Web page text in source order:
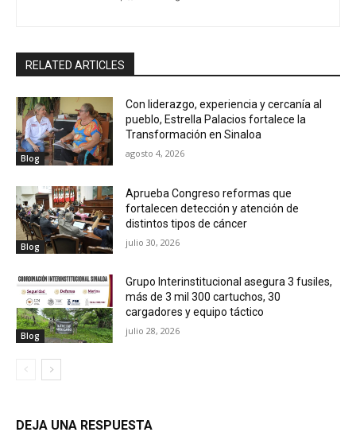
RELATED ARTICLES
Blog
Con liderazgo, experiencia y cercanía al
pueblo, Estrella Palacios fortalece la
Transformación en Sinaloa
agosto 4, 2026
Blog
Aprueba Congreso reformas que
fortalecen detección y atención de
distintos tipos de cáncer
julio 30, 2026
Blog
Grupo Interinstitucional asegura 3 fusiles,
más de 3 mil 300 cartuchos, 30
cargadores y equipo táctico
julio 28, 2026
DEJA UNA RESPUESTA